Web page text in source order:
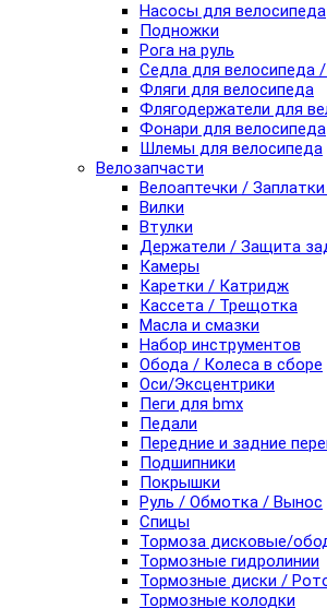
Насосы для велосипеда
Подножки
Рога на руль
Седла для велосипеда
Фляги для велосипеда
Флягодержатели для
Фонари для велосипеда
Шлемы для велосипеда
Велозапчасти
Велоаптечки /
Вилки
Втулки
Держатели / Защита
Камеры
Каретки / Катридж
Кассета / Трещотка
Масла и смазки
Набор инструментов
Обода / Колеса в сборе
Оси/Эксцентрики
Пеги для bmx
Педали
Передние и задние
Подшипники
Покрышки
Руль / Обмотка / Вынос
Спицы
Тормоза дисковые/
Тормозные гидролинии
Тормозные диски /
Тормозные колодки